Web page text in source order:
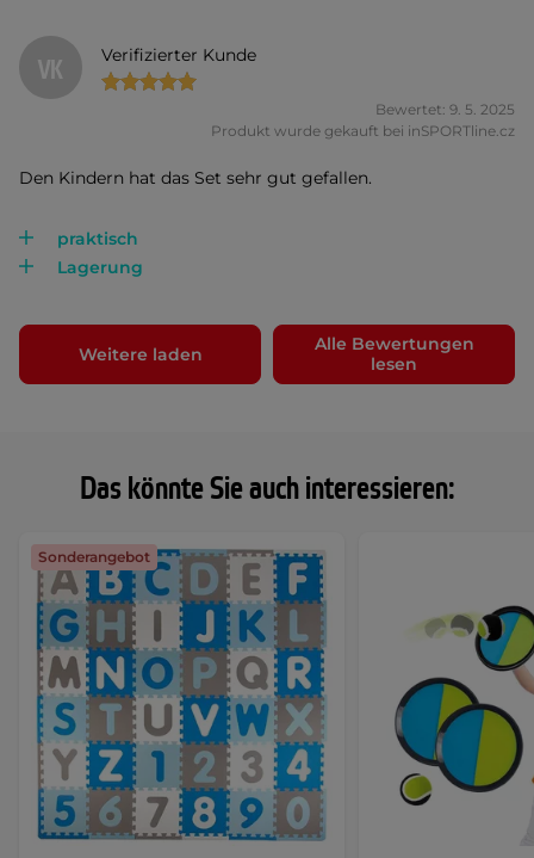
Das könnte Sie auch interessieren:
Sonderangebot
VK Verifizierter Kunde
Bewertet: 9. 5. 2025
Produkt wurde gekauft bei inSPORTline.cz
Den Kindern hat das Set sehr gut gefallen.
praktisch
Lagerung
Weitere laden
Alle Bewertungen
lesen